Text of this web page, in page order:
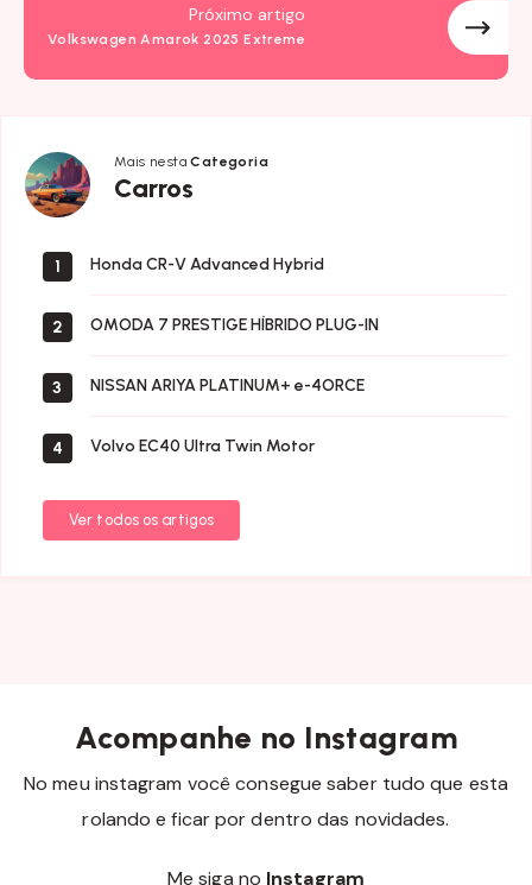
Próximo artigo
Volkswagen Amarok 2025 Extreme
Mais nestaCategoria
Carros
Carros
1 Honda CR-V Advanced Hybrid
2 OMODA 7 PRESTIGE HÍBRIDO PLUG-IN
3 NISSAN ARIYA PLATINUM+ e-4ORCE
4 Volvo EC40 Ultra Twin Motor
Ver todos os artigos
Acompanhe no Instagram
No meu instagram você consegue saber tudo que esta
rolando e ficar por dentro das novidades.
Me siga no Instagram